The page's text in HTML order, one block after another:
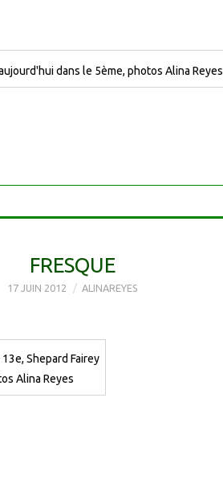
dans le 5ème, photos Alina Reyes
FRESQUE
17 JUIN 2012 ALINAREYES
Shepard Fairey
Alina Reyes